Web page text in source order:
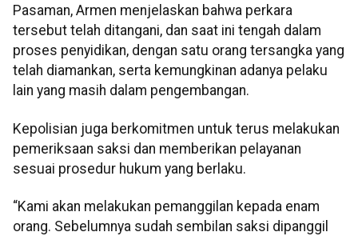
Pasaman, Armen menjelaskan bahwa perkara
tersebut telah ditangani, dan saat ini tengah dalam
proses penyidikan, dengan satu orang tersangka yang
telah diamankan, serta kemungkinan adanya pelaku
lain yang masih dalam pengembangan.
Kepolisian juga berkomitmen untuk terus melakukan
pemeriksaan saksi dan memberikan pelayanan
sesuai prosedur hukum yang berlaku.
“Kami akan melakukan pemanggilan kepada enam
orang. Sebelumnya sudah sembilan saksi dipanggil